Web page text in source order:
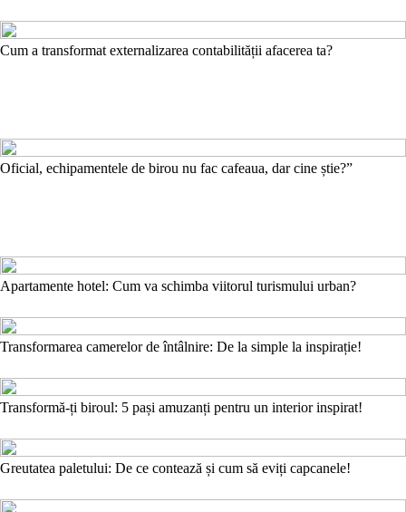
Cum a transformat externalizarea contabilității afacerea ta?
Oficial, echipamentele de birou nu fac cafeaua, dar cine știe?”
Apartamente hotel: Cum va schimba viitorul turismului urban?
Transformarea camerelor de întâlnire: De la simple la inspirație!
Transformă-ți biroul: 5 pași amuzanți pentru un interior inspirat!
Greutatea paletului: De ce contează și cum să eviți capcanele!